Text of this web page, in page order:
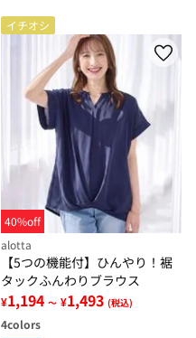
イチオシ
40%off
alotta
【5つの機能付】ひんやり！裾
タックふんわりブラウス
¥1,194 ～ ¥1,493 (税込)
4colors